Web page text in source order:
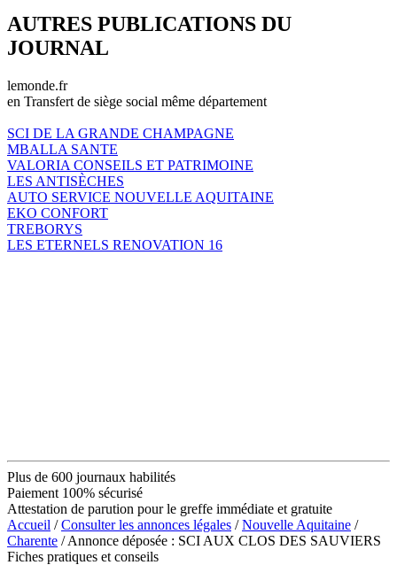
AUTRES PUBLICATIONS DU
JOURNAL
lemonde.fr
en Transfert de siège social même département
SCI DE LA GRANDE CHAMPAGNE
MBALLA SANTE
VALORIA CONSEILS ET PATRIMOINE
LES ANTISÈCHES
AUTO SERVICE NOUVELLE AQUITAINE
EKO CONFORT
TREBORYS
LES ETERNELS RENOVATION 16
Plus de 600 journaux habilités
Paiement 100% sécurisé
Attestation de parution pour le greffe immédiate et gratuite
Accueil /Consulter les annonces légales /Nouvelle Aquitaine /
Charente / Annonce déposée : SCI AUX CLOS DES SAUVIERS
Fiches pratiques et conseils